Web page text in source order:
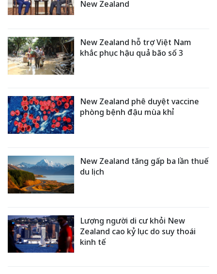
New Zealand
New Zealand hỗ trợ Việt Nam
khắc phục hậu quả bão số 3
New Zealand phê duyệt vaccine
phòng bệnh đậu mùa khỉ
New Zealand tăng gấp ba lần thuế
du lịch
Lượng người di cư khỏi New
Zealand cao kỷ lục do suy thoái
kinh tế